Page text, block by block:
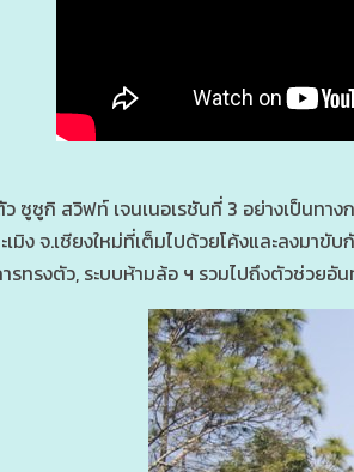
ซูซูกิ สวิฟท์ เจนเนอเรชันที่ 3 อย่างเป็นทา
มิง จ.เชียงใหม่ที่เต็มไปด้วยโค้งและลงมาขั
รทรงตัว, ระบบห้ามล้อ ฯ รวมไปถึงตัวช่วยอั